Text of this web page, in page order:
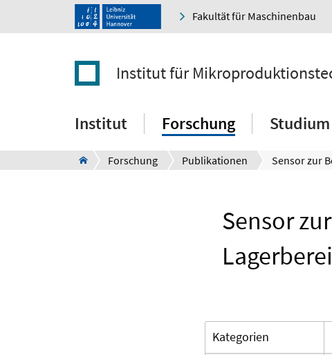
Fakultät für Maschinenbau
Institut für
Institut Forschung Studium
Forschung Publikationen
Sensor
Kategorien